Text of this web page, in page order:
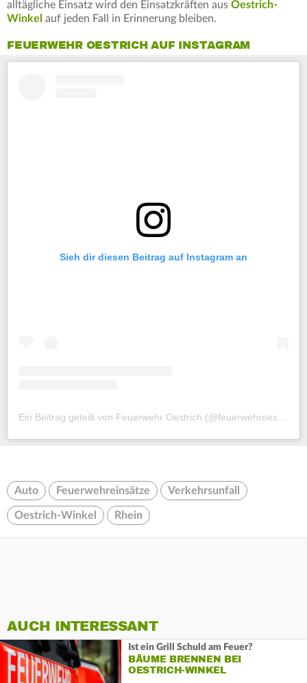
alltägliche Einsatz wird den Einsatzkräften aus Oestrich-
Winkel auf jeden Fall in Erinnerung bleiben.
FEUERWEHR OESTRICH AUF INSTAGRAM
Sieh dir diesen Beitrag auf Instagram an
Ein Beitrag geteilt von Feuerwehr Oestrich (@feuerwehroestrich)
Auto Feuerwehreinsätze Verkehrsunfall
Oestrich-Winkel Rhein
AUCH INTERESSANT
Ist ein Grill Schuld am Feuer?
BÄUME BRENNEN BEI
OESTRICH-WINKEL